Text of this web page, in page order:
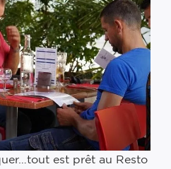
est prêt au Resto